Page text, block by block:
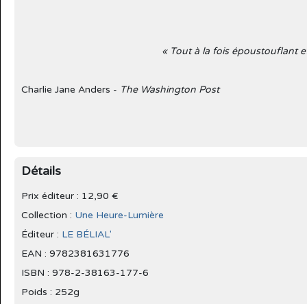
« Tout à la fois époustouflant
Charlie Jane Anders - The Washington Post
Détails
Prix éditeur : 12,90 €
Collection : Une Heure-Lumière
Éditeur : LE BÉLIAL'
EAN : 9782381631776
ISBN : 978-2-38163-177-6
Poids : 252g